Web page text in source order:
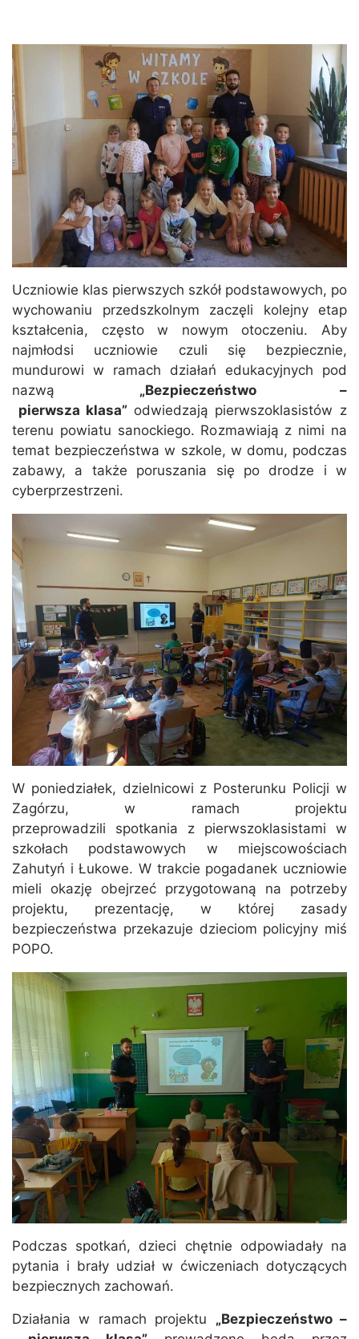
Uczniowie klas pierwszych szkół podstawowych, po
wychowaniu przedszkolnym zaczęli kolejny etap
kształcenia, często w nowym otoczeniu. Aby
najmłodsi uczniowie czuli się bezpiecznie,
mundurowi w ramach działań edukacyjnych pod
nazwą „Bezpieczeństwo –
pierwsza klasa” odwiedzają pierwszoklasistów z
terenu powiatu sanockiego. Rozmawiają z nimi na
temat bezpieczeństwa w szkole, w domu, podczas
zabawy, a także poruszania się po drodze i w
cyberprzestrzeni.
W poniedziałek, dzielnicowi z Posterunku Policji w
Zagórzu, w ramach projektu
przeprowadzili spotkania z pierwszoklasistami w
szkołach podstawowych w miejscowościach
Zahutyń i Łukowe. W trakcie pogadanek uczniowie
mieli okazję obejrzeć przygotowaną na potrzeby
projektu, prezentację, w której zasady
bezpieczeństwa przekazuje dzieciom policyjny miś
POPO.
Podczas spotkań, dzieci chętnie odpowiadały na
pytania i brały udział w ćwiczeniach dotyczących
bezpiecznych zachowań.
Działania w ramach projektu „Bezpieczeństwo –